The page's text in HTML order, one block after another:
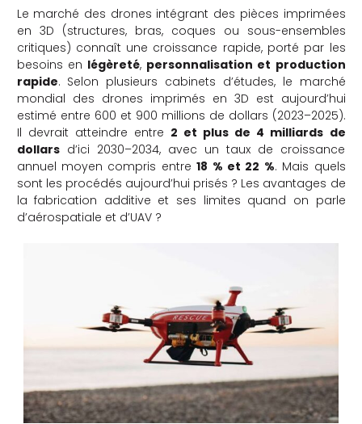
Le marché des drones intégrant des pièces imprimées
en 3D (structures, bras, coques ou sous-ensembles
critiques) connaît une croissance rapide, porté par les
besoins en légèreté, personnalisation et production
rapide. Selon plusieurs cabinets d’études, le marché
mondial des drones imprimés en 3D est aujourd’hui
estimé entre 600 et 900 millions de dollars (2023–2025).
Il devrait atteindre entre 2 et plus de 4 milliards de
dollarsd’ici 2030–2034, avec un taux de croissance
annuel moyen compris entre18 % et 22 %. Mais quels
sont les procédés aujourd’hui prisés ? Les avantages de
la fabrication additive et ses limites quand on parle
d’aérospatiale et d’UAV ?